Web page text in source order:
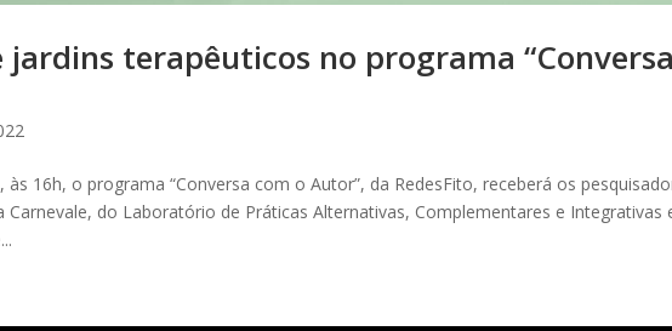
jardins terapêuticos no programa
16h, o programa “Conversa com o Autor”, da RedesFito, receberá os
Carnevale, do Laboratório de Práticas Alternativas, Complementares e Integrativas